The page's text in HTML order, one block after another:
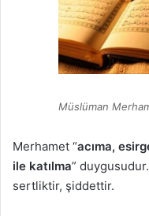
Müslüman
Merhamet “acıma,
ile katılma” duygusudur.
sertliktir, şiddettir.